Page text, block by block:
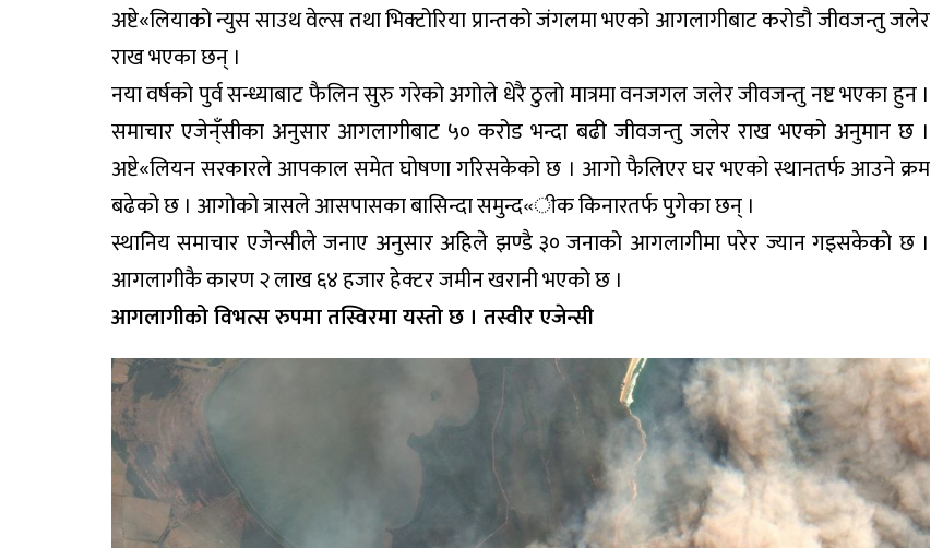
अष्टे«लियाको न्युस साउथ वेल्स तथा भिक्टोरिया प्रान्तको जंगलमा भएको आगलागीबाट करोडौ जीवजन्तु जलेर
राख भएका छन् ।
नया वर्षको पुर्व सन्ध्याबाट फैलिन सुरु गरेको अगोले धेरै ठुलो मात्रमा वनजगल जलेर जीवजन्तु नष्ट भएका हुन ।
समाचार एजेन्ँसीका अनुसार आगलागीबाट ५० करोड भन्दा बढी जीवजन्तु जलेर राख भएको अनुमान छ ।
अष्टे«लियन सरकारले आपकाल समेत घोषणा गरिसकेको छ । आगो फैलिएर घर भएको स्थानतर्फ आउने क्रम
बढेको छ । आगोको त्रासले आसपासका बासिन्दा समुन्द«ीक किनारतर्फ पुगेका छन् ।
स्थानिय समाचार एजेन्सीले जनाए अनुसार अहिले झण्डै ३० जनाको आगलागीमा परेर ज्यान गइसकेको छ ।
आगलागीकै कारण २ लाख ६४ हजार हेक्टर जमीन खरानी भएको छ ।
आगलागीको विभत्स रुपमा तस्विरमा यस्तो छ । तस्वीर एजेन्सी